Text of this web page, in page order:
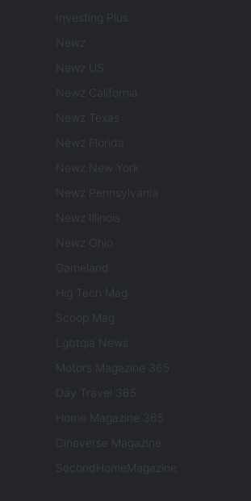
Investing Plus
Newz
Newz US
Newz California
Newz Texas
Newz Florida
Newz New York
Newz Pennsylvania
Newz Illinois
Newz Ohio
Gameland
Hig Tech Mag
Scoop Mag
Lgbtqia News
Motors Magazine 365
Day Travel 365
Home Magazine 365
Cineverse Magazine
SecondHomeMagazine